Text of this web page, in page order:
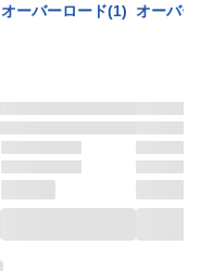
オーバーロード(1) オーバ